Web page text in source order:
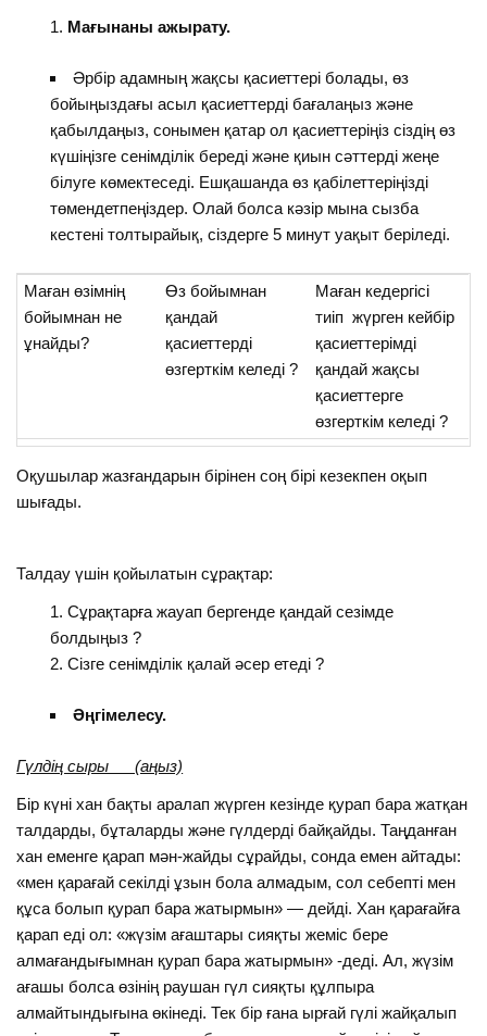
Мағынаны ажырату.
Әрбір адамның жақсы қасиеттері болады, өз
бойыңыздағы асыл қасиеттерді бағалаңыз және
қабылдаңыз, сонымен қатар ол қасиеттеріңіз сіздің өз
күшіңізге сенімділік береді және қиын сәттерді жеңе
білуге көмектеседі. Ешқашанда өз қабілеттеріңізді
төмендетпеңіздер. Олай болса кәзір мына сызба
кестені толтырайық, сіздерге 5 минут уақыт беріледі.
Маған өзімнің
бойымнан не
ұнайды?
Өз бойымнан
қандай
қасиеттерді
өзгерткім келеді ?
Маған кедергісі
тиіп жүрген кейбір
қасиеттерімді
қандай жақсы
қасиеттерге
өзгерткім келеді ?
Оқушылар жазғандарын бірінен соң бірі кезекпен оқып
шығады.
Талдау үшін қойылатын сұрақтар:
Сұрақтарға жауап бергенде қандай сезімде
болдыңыз ?
Сізге сенімділік қалай әсер етеді ?
Әңгімелесу.
Гүлдің сыры (аңыз)
Бір күні хан бақты аралап жүрген кезінде қурап бара жатқан
талдарды, бұталарды және гүлдерді байқайды. Таңданған
хан еменге қарап мән-жайды сұрайды, сонда емен айтады:
«мен қарағай секілді ұзын бола алмадым, сол себепті мен
құса болып қурап бара жатырмын» — дейді. Хан қарағайға
қарап еді ол: «жүзім ағаштары сияқты жеміс бере
алмағандығымнан қурап бара жатырмын» -деді. Ал, жүзім
ағашы болса өзінің раушан гүл сияқты құлпыра
алмайтындығына өкінеді. Тек бір ғана ырғай гүлі жайқалып